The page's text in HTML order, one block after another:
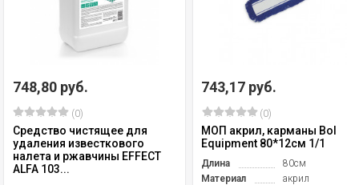
748,80 руб.
(0)
Средство чистящее для
удаления известкового
налета и ржавчины EFFECT
ALFA 103...
743,17 руб.
(0)
МОП акрил, карманы Bol
Equipment 80*12см 1/1
Длина
80см
Материал
акрил